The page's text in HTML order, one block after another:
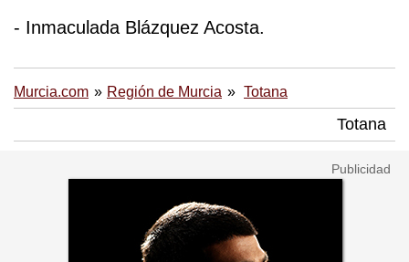
- Inmaculada Blázquez Acosta.
Murcia.com Región de Murcia Totana
Totana